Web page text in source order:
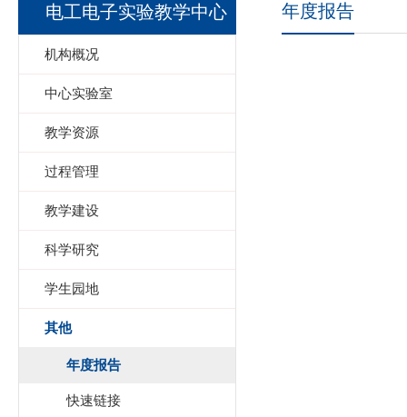
电工电子实验教学中心
机构概况
中心实验室
教学资源
过程管理
教学建设
科学研究
学生园地
其他
年度报告
快速链接
年度报告